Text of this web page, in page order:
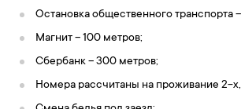
Остановка общественного транспорта
Магнит – 100 метров;
Сбербанк – 300 метров;
Номера рассчитаны на проживание 2-